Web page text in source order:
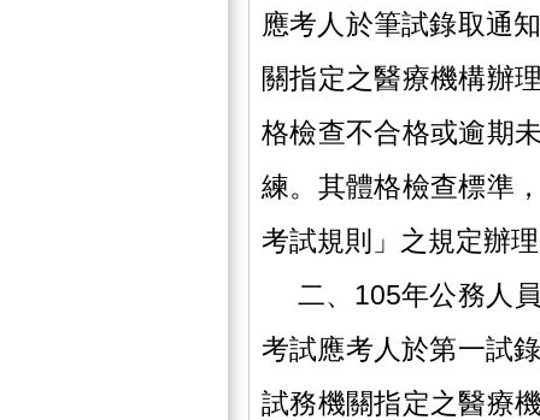
應考人於筆試錄取通
關指定之醫療機構辦
格檢查不合格或逾期
練。其體格檢查標準
考試規則」之規定辦
二、105年公務人
考試應考人於第一試
試務機關指定之醫療